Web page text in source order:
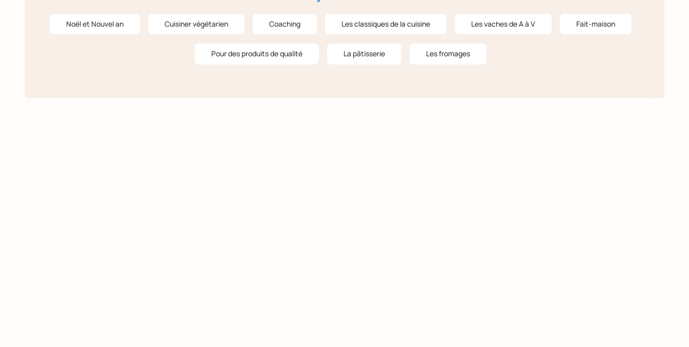
Noël et Nouvel an Cuisiner végétarien Coaching Les classiques de la cuisine Les vaches de A à V Fait-maison
Pour des produits de qualité La pâtisserie Les fromages